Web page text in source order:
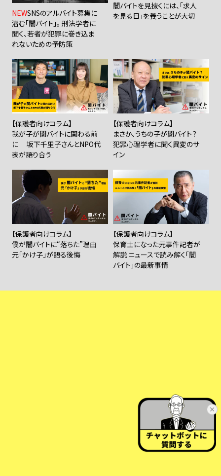
NEWSNSのアルバイト募集に
潜む「闇バイト」――。 刑法学者に
聞く、若者が犯罪に巻き込ま
れないための予防策
闇バイトを見抜くには、「求人
を見る目」を養うことが大切
【保護者向けコラム】
我が子が闇バイトに関わる前
に 坂下千里子さんとNPO代
表が語り合う
【保護者向けコラム】
まさか、うちの子が闇バイト？
犯罪心理学者に聞く異変のサ
イン
【保護者向けコラム】
僕が闇バイトに“落ちた”理由
元「かけ子」が語る後悔
【保護者向けコラム】
保育士になった元事件記者が
解説 ニュースで読み解く「闇
バイト」の最新事情